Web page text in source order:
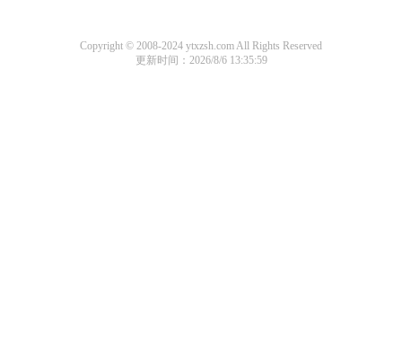
Copyright © 2008-2024 ytxzsh.com All Rights Reserved
更新时间：2026/8/6 13:35:59